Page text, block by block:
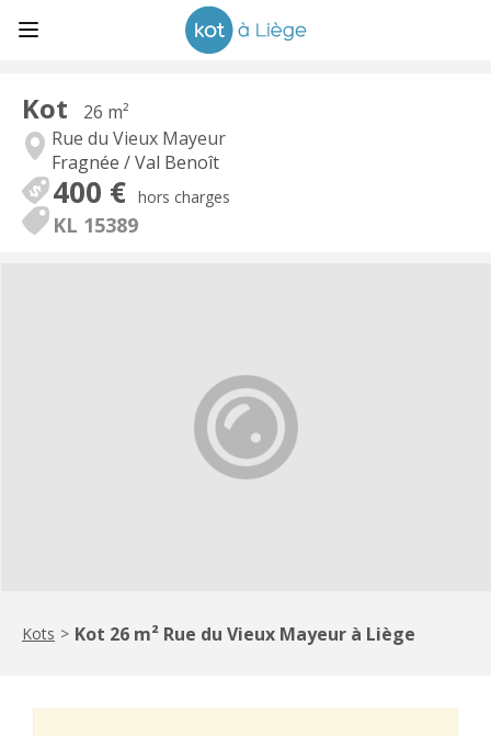
Kot
26 m²
Rue du Vieux Mayeur
Fragnée / Val Benoît
400 € hors charges
KL 15389
Kots > Kot 26 m² Rue du Vieux Mayeur à Liège